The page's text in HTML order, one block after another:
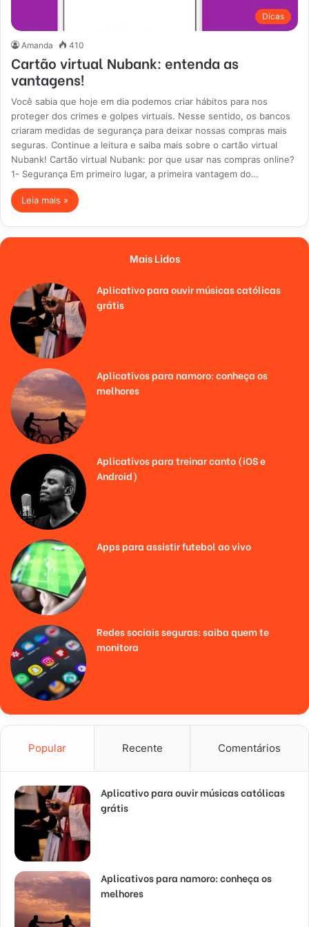
Dicas
Amanda 410
Cartão virtual Nubank: entenda as
vantagens!
Você sabia que hoje em dia podemos criar hábitos para nos
proteger dos crimes e golpes virtuais. Nesse sentido, os bancos
criaram medidas de segurança para deixar nossas compras mais
seguras. Continue a leitura e saiba mais sobre o cartão virtual
Nubank! Cartão virtual Nubank: por que usar nas compras online?
1- Segurança Em primeiro lugar, a primeira vantagem do…
Leia mais »
Mais Lidos
Aplicativo para ouvir músicas católicas
grátis
Aplicativos para namoro: conheça os
melhores
Aplicativos para treinar canto (iOS e
Android)
Apps para assistir futebol ao vivo
Redes sociais seguras: saiba quem te
monitora
Popular Recente Comentários
Aplicativo para ouvir músicas católicas
grátis
Aplicativos para namoro: conheça os
melhores